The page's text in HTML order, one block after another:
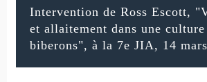
Intervention de Ross Escott,
et allaitement dans une culture
biberons", à la 7e JIA, 14